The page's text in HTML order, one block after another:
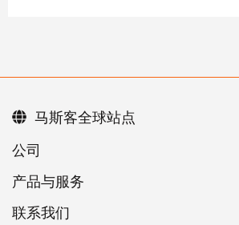
公司
产品与服务
联系我们
马斯客全球站点